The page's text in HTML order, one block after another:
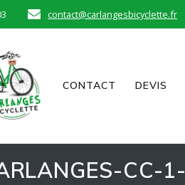
contact@carlangesbicyclette.fr
CONTACT DEVIS
CC-1-